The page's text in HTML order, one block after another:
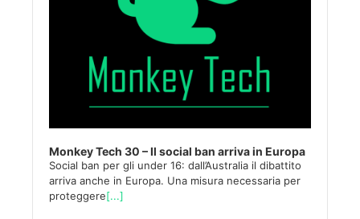
Monkey Tech 30 – Il social ban arriva in Europa
Social ban per gli under 16: dall’Australia il dibattito
arriva anche in Europa. Una misura necessaria per
proteggere[...]